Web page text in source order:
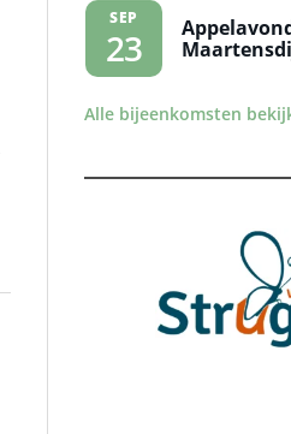
SEP
23
Alle bijeenkomsten